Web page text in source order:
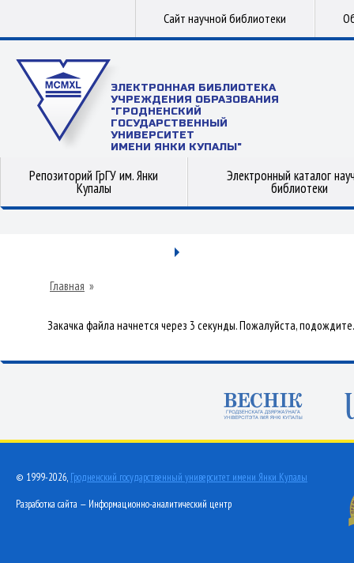
Сайт научной библиотеки
ЭЛЕКТРОННАЯ БИБЛИОТЕКА
УЧРЕЖДЕНИЯ ОБРАЗОВАНИЯ
"ГРОДНЕНСКИЙ
ГОСУДАРСТВЕННЫЙ
УНИВЕРСИТЕТ
ИМЕНИ ЯНКИ КУПАЛЫ"
Репозиторий ГрГУ им. Янки
Купалы
Электронный каталог
библиотеки
Главная »
Закачка файла начнется через 3 секунды. Пожалуйста, подождите.
© 1999-2026, Гродненский государственный университет имени Янки Купалы
Разработка сайта — Информационно-аналитический центр